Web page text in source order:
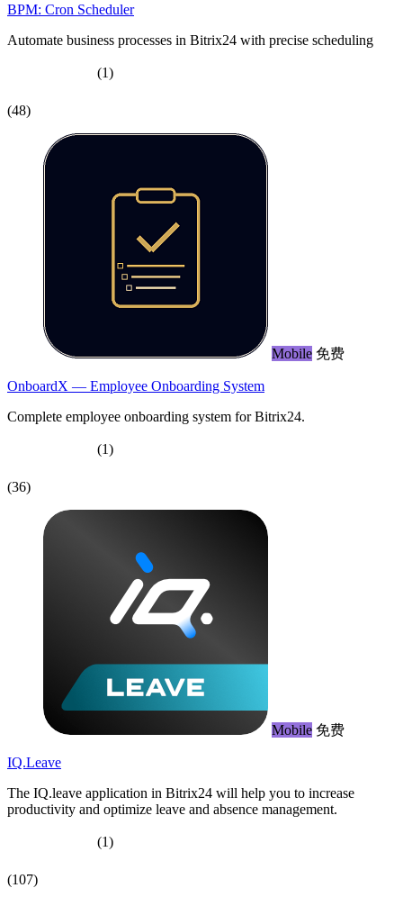
BPM: Cron Scheduler
Automate business processes in Bitrix24 with precise scheduling
(1)
(48)
Mobile 免费
OnboardX — Employee Onboarding System
Complete employee onboarding system for Bitrix24.
(1)
(36)
Mobile 免费
IQ.Leave
The IQ.leave application in Bitrix24 will help you to increase
productivity and optimize leave and absence management.
(1)
(107)